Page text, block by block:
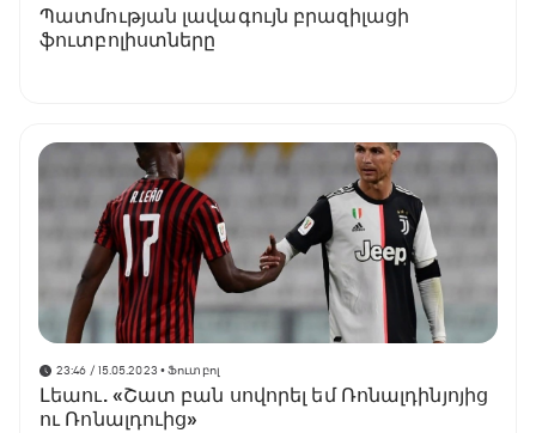
Պատմության լավագույն բրազիլացի
ֆուտբոլիստները
23:46 / 15.05.2023 • Ֆուտբոլ
Լեաու. «Շատ բան սովորել եմ Ռոնալդինյոյից
ու Ռոնալդուից»